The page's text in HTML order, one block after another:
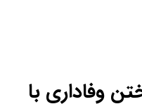
وفاداری با